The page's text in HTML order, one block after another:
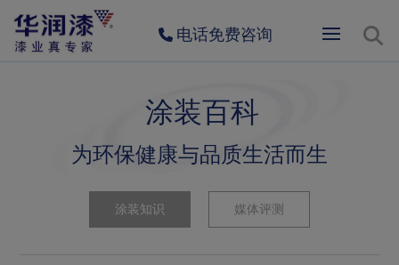
电话免费咨询
涂装百科
为环保健康与品质生活而生
涂装知识 媒体评测